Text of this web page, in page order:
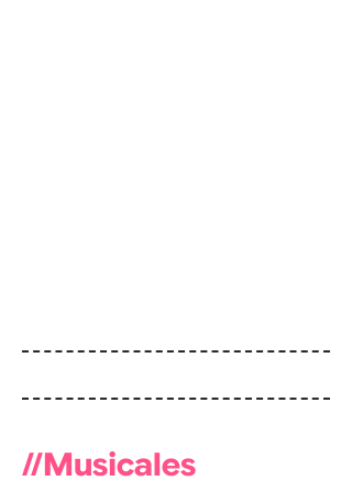
//Musicales